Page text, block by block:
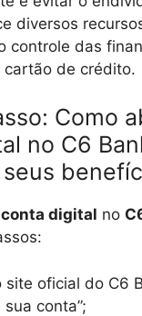
diversos
controle das
cartão de crédito.
Como
no C6
conta digital no
site oficial do C6
sua conta”;